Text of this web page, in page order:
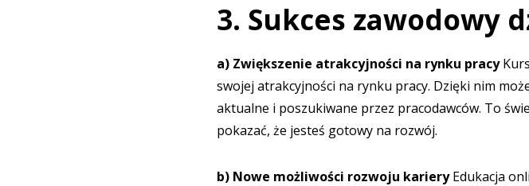
3. Sukces zawodowy
a) Zwiększenie atrakcyjności na rynku pracy
swojej atrakcyjności na rynku pracy. Dzięki nim
aktualne i poszukiwane przez pracodawców. To
pokazać, że jesteś gotowy na rozwój.
b) Nowe możliwości rozwoju karieryEdukacja